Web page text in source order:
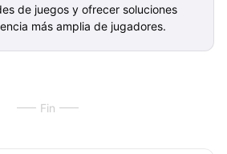
de juegos y ofrecer soluciones
más amplia de jugadores.
Fin